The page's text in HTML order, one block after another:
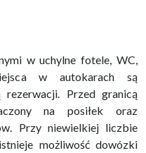
w uchylne fotele, WC,
w autokarach są
rezerwacji. Przed granicą
na posiłek oraz
Przy niewielkiej liczbie
możliwość dowózki